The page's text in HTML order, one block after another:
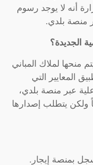
أنه لا يوجد رسوم
منصة بلدي.
الجديدة؟
منحها لملاك المباني
المعايير التي
عبر منصة بلدي،
ولكن يتطلب إصدارها
بمنصة إيجار.